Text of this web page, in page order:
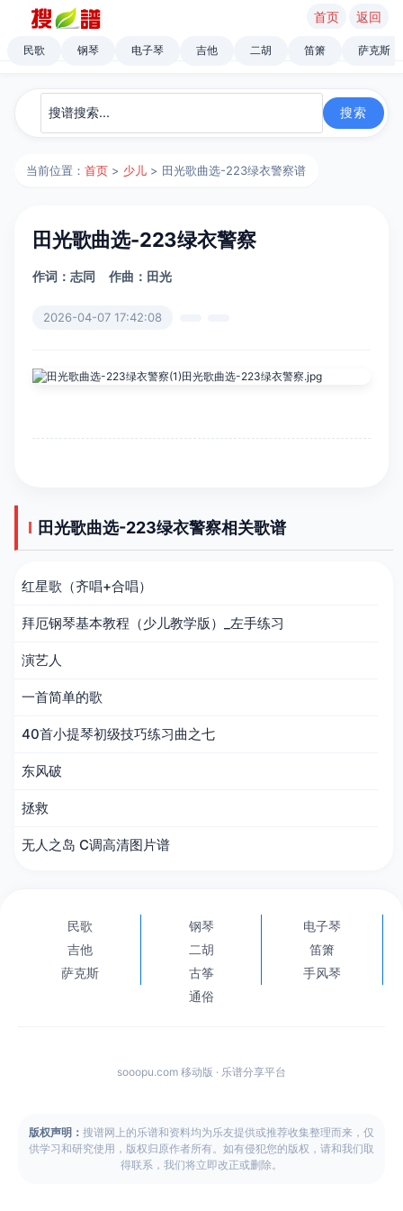
首页 返回
民歌 钢琴 电子琴 吉他 二胡 笛箫 萨克斯
当前位置：首页 > 少儿 > 田光歌曲选-223绿衣警察谱
田光歌曲选-223绿衣警察
作词：志同 作曲：田光
2026-04-07 17:42:08
田光歌曲选-223绿衣警察相关歌谱
红星歌（齐唱+合唱）
拜厄钢琴基本教程（少儿教学版）_左手练习
演艺人
一首简单的歌
40首小提琴初级技巧练习曲之七
东风破
拯救
无人之岛 C调高清图片谱
民歌 钢琴
电子琴
吉他
二胡
笛箫
萨克斯
古筝
手风琴
通俗
sooopu.com 移动版 · 乐谱分享平台
版权声明： 搜谱网上的乐谱和资料均为乐友提供或推荐收集整理而来，仅
供学习和研究使用，版权归原作者所有。如有侵犯您的版权，请和我们取
得联系，我们将立即改正或删除。